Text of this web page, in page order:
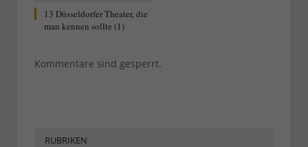
13 Düsseldorfer Theater, die
man kennen sollte (1)
Kommentare sind gesperrt.
RUBRIKEN